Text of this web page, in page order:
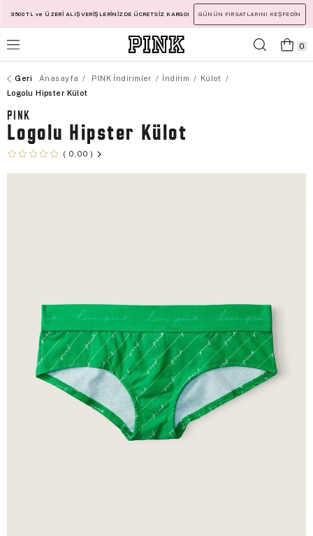
3500 TL ve ÜZERİ ALIŞVERİŞLERİNİZDE ÜCRETSİZ KARGO! GÜNÜN FIRSATLARINI KEŞFEDİN
0
Anasayfa PINK İndirimler İndirim
Külot
Logolu Hipster Külot
PINK
Logolu Hipster Külot
0,00